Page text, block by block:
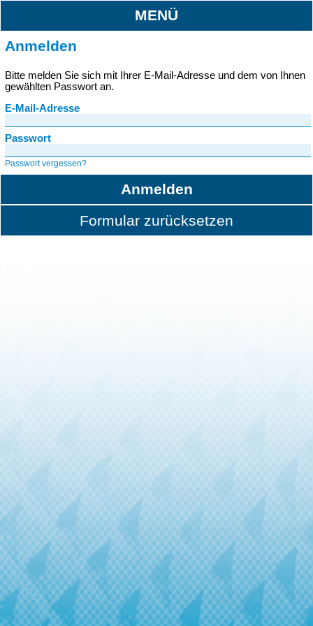
MENÜ
Anmelden
Bitte melden Sie sich mit Ihrer E-Mail-Adresse und dem von Ihnen
gewählten Passwort an.
E-Mail-Adresse
Passwort
Passwort vergessen?
Anmelden
Formular zurücksetzen